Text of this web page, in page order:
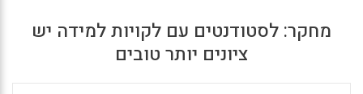
מחקר: לסטודנטים עם לקויות למידה יש
ציונים יותר טובים